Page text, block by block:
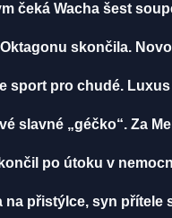
čeká Wacha šest
skončila.
sport pro chudé.
slavné „géčko“. Za
po útoku v
na přistýlce, syn přítele